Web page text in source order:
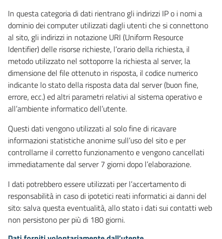
In questa categoria di dati rientrano gli indirizzi IP o i nomi a
dominio dei computer utilizzati dagli utenti che si connettono
al sito, gli indirizzi in notazione URI (Uniform Resource
Identifier) delle risorse richieste, l’orario della richiesta, il
metodo utilizzato nel sottoporre la richiesta al server, la
dimensione del file ottenuto in risposta, il codice numerico
indicante lo stato della risposta data dal server (buon fine,
errore, ecc.) ed altri parametri relativi al sistema operativo e
all’ambiente informatico dell’utente.
Questi dati vengono utilizzati al solo fine di ricavare
informazioni statistiche anonime sull’uso del sito e per
controllarne il corretto funzionamento e vengono cancellati
immediatamente dal server 7 giorni dopo l’elaborazione.
I dati potrebbero essere utilizzati per l’accertamento di
responsabilità in caso di ipotetici reati informatici ai danni del
sito: salva questa eventualità, allo stato i dati sui contatti web
non persistono per più di 180 giorni.